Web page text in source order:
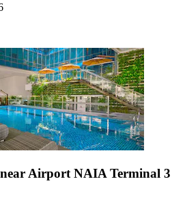
Airport NAIA Terminal 3